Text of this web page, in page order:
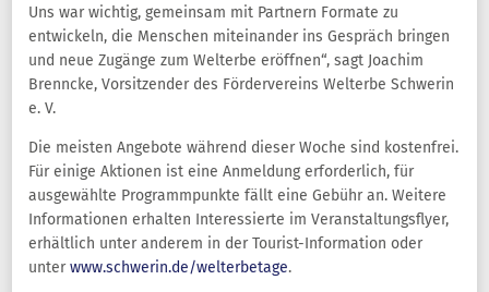
Uns war wichtig, gemeinsam mit Partnern Formate zu
entwickeln, die Menschen miteinander ins Gespräch bringen
und neue Zugänge zum Welterbe eröffnen“, sagt Joachim
Brenncke, Vorsitzender des Fördervereins Welterbe Schwerin
e. V.
Die meisten Angebote während dieser Woche sind kostenfrei.
Für einige Aktionen ist eine Anmeldung erforderlich, für
ausgewählte Programmpunkte fällt eine Gebühr an. Weitere
Informationen erhalten Interessierte im Veranstaltungsflyer,
erhältlich unter anderem in der Tourist-Information oder
unterwww.schwerin.de/welterbetage.